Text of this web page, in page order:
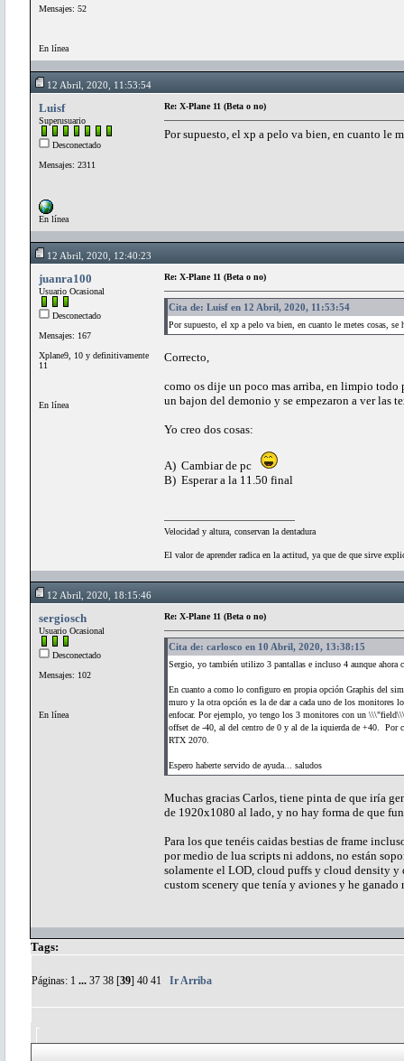
Mensajes: 52
En línea
12 Abril, 2020, 11:53:54
Luisf
Superusuario
Desconectado
Mensajes: 2311
En línea
Re: X-Plane 11 (Beta o no)
Por supuesto, el xp a pelo va bien, en cuanto le
12 Abril, 2020, 12:40:23
juanra100
Usuario Ocasional
Desconectado
Mensajes: 167
Xplane9, 10 y definitivamente
11
En línea
Re: X-Plane 11 (Beta o no)
Cita de: Luisf en 12 Abril, 2020, 11:53:54
Por supuesto, el xp a pelo va bien, en cuanto le metes cosas,
Correcto,
como os dije un poco mas arriba, en limpio todo
un bajon del demonio y se empezaron a ver las
Yo creo dos cosas:
A) Cambiar de pc
B) Esperar a la 11.50 final
Velocidad y altura, conservan la dentadura
El valor de aprender radica en la actitud, ya que de que sirve
12 Abril, 2020, 18:15:46
sergiosch
Usuario Ocasional
Desconectado
Mensajes: 102
En línea
Re: X-Plane 11 (Beta o no)
Cita de: carlosco en 10 Abril, 2020, 13:38:15
Sergio, yo también utilizo 3 pantallas e incluso 4 aunque ahora
En cuanto a como lo configuro en propia opción Graphis del
muro y la otra opción es la de dar a cada uno de los monitores
enfocar. Por ejemplo, yo tengo los 3 monitores con un
offset de -40, al del centro de 0 y al de la iquierda de +40. Por
RTX 2070.
Espero haberte servido de ayuda... saludos
Muchas gracias Carlos, tiene pinta de que iría
de 1920x1080 al lado, y no hay forma de que
Para los que tenéis caidas bestias de frame
por medio de lua scripts ni addons, no están
solamente el LOD, cloud puffs y cloud density y
custom scenery que tenía y aviones y he
Tags:
Páginas: 1 ... 37 38 [39] 40 41 Ir Arriba